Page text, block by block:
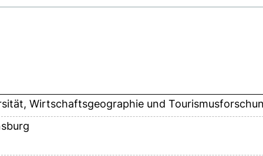
Wirtschaftsgeographie und